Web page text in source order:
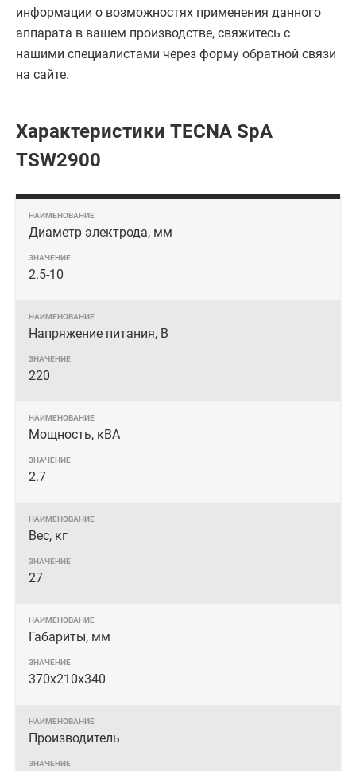
информации о возможностях применения данного
аппарата в вашем производстве, свяжитесь с
нашими специалистами через форму обратной связи
на сайте.
Характеристики TECNA SpA
TSW2900
Диаметр электрода, мм
2.5-10
Напряжение питания, В
220
Мощность, кВА
2.7
Вес, кг
27
Габариты, мм
370х210х340
Производитель